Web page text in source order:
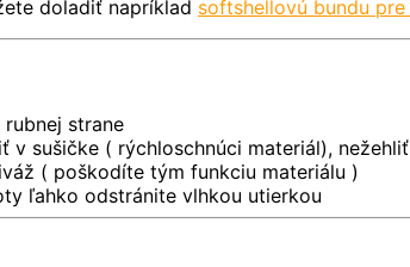
doladiť napríklad softshellovú bundu pre
rubnej strane
v sušičke ( rýchloschnúci materiál), nežehliť
( poškodíte tým funkciu materiálu )
ľahko odstránite vlhkou utierkou